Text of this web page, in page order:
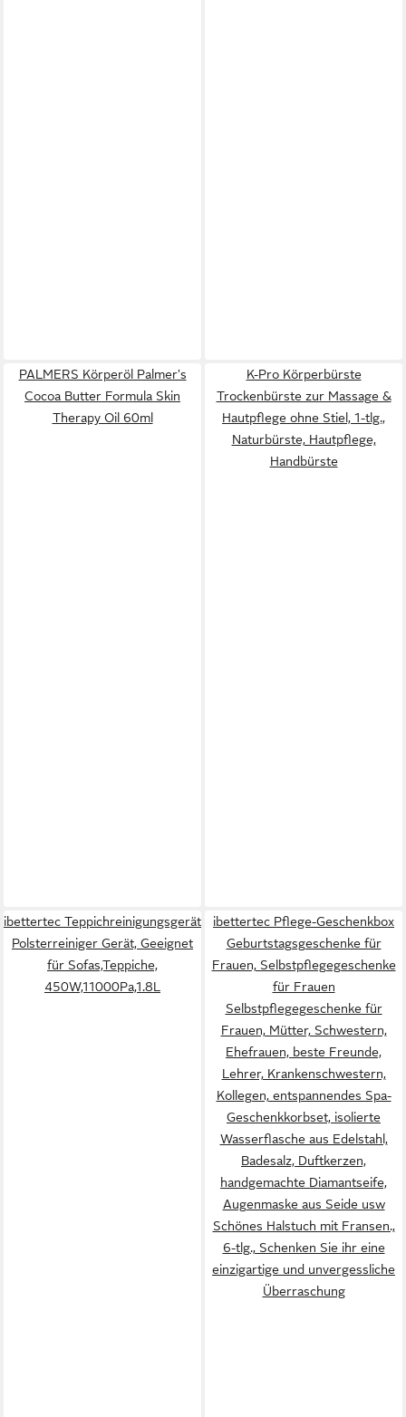
PALMERS Körperöl Palmer's
Cocoa Butter Formula Skin
Therapy Oil 60ml
K-Pro Körperbürste
Trockenbürste zur Massage &
Hautpflege ohne Stiel, 1-tlg.,
Naturbürste, Hautpflege,
Handbürste
ibettertec Teppichreinigungsgerät
Polsterreiniger Gerät, Geeignet
für Sofas,Teppiche,
450W,11000Pa,1.8L
ibettertec Pflege-Geschenkbox
Geburtstagsgeschenke für
Frauen, Selbstpflegegeschenke
für Frauen
Selbstpflegegeschenke für
Frauen, Mütter, Schwestern,
Ehefrauen, beste Freunde,
Lehrer, Krankenschwestern,
Kollegen, entspannendes Spa-
Geschenkkorbset, isolierte
Wasserflasche aus Edelstahl,
Badesalz, Duftkerzen,
handgemachte Diamantseife,
Augenmaske aus Seide usw
Schönes Halstuch mit Fransen.,
6-tlg., Schenken Sie ihr eine
einzigartige und unvergessliche
Überraschung